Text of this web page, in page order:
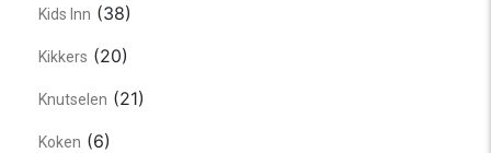
Kids Inn (38)
Kikkers (20)
Knutselen (21)
Koken (6)